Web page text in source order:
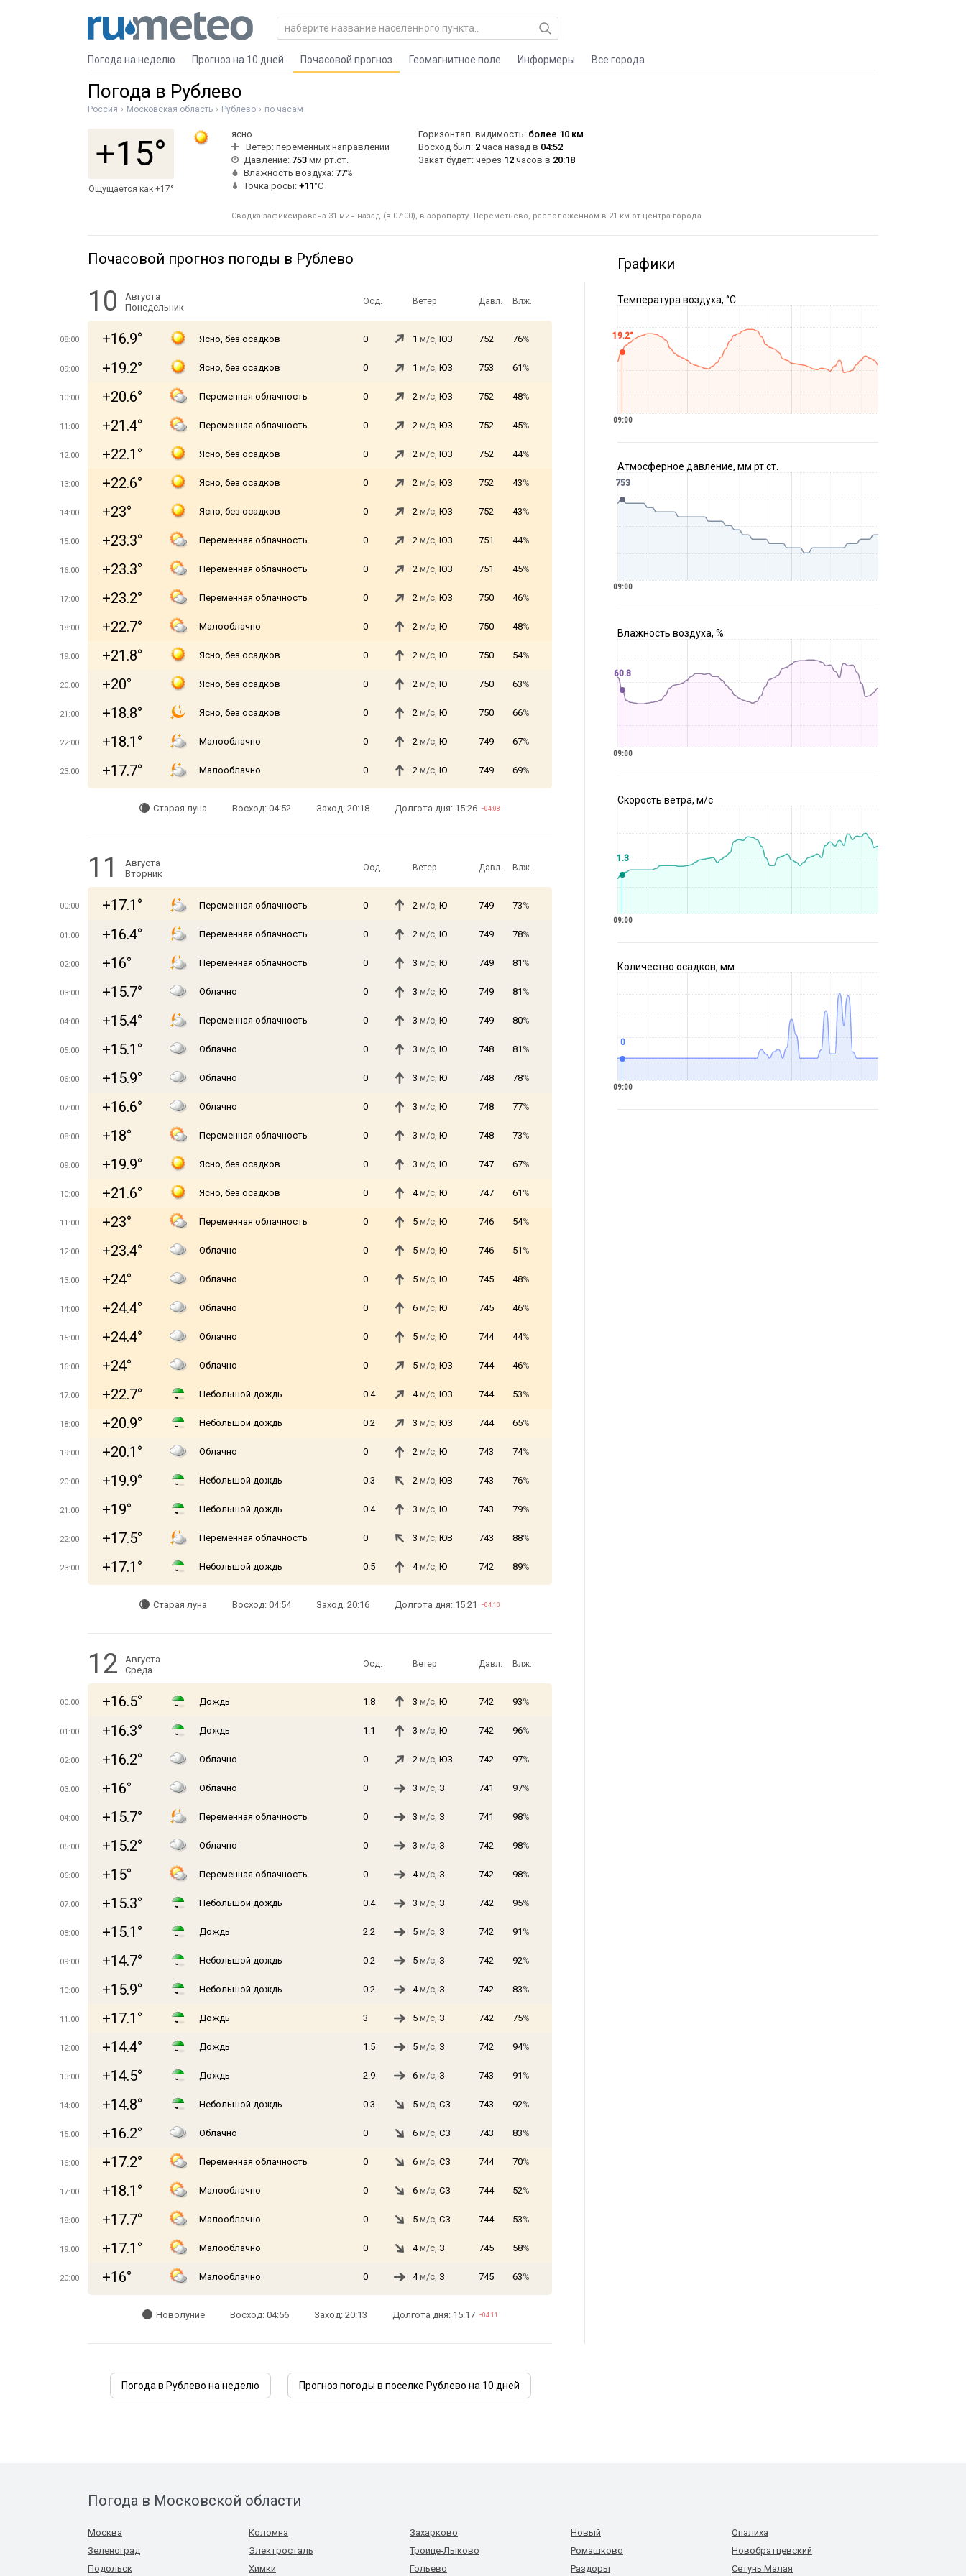
Погода на неделю Прогноз на 10 дней Почасовой прогноз Геомагнитное поле Информеры Все города
Погода в Рублево
Россия Московская область Рублево по часам
+15°
Ощущается как +17°
ясно
Ветер: переменных направлений
Давление: 753 мм рт.ст.
Влажность воздуха: 77%
Точка росы: +11°C
Горизонтал. видимость: более 10 км
Восход был: 2 часа назад в 04:52
Закат будет: через 12 часов в 20:18
Сводка зафиксирована 31 мин назад (в 07:00), в аэропорту Шереметьево, расположенном в 21 км от центра города
Почасовой прогноз погоды в Рублево
10
Августа
Понедельник
Осд. Ветер Давл. Влж.
08:00 +16.9° Ясно, без осадков 0 1 м/с, ЮЗ 752 76%
09:00 +19.2° Ясно, без осадков 0 1 м/с, ЮЗ 753 61 %
10:00 +20.6° Переменная облачность 0 2 м/с, ЮЗ 752 48%
11:00 +21.4° Переменная облачность 0 2 м/с, ЮЗ 752 45%
12:00 +22.1° Ясно, без осадков 0 2 м/с, ЮЗ 752 44%
13:00 +22.6° Ясно, без осадков 0 2 м/с, ЮЗ 752 43%
14:00 +23° Ясно, без осадков 0 2 м/с, ЮЗ 752 43%
15:00 +23.3° Переменная облачность 0 2 м/с, ЮЗ 751 44%
16:00 +23.3° Переменная облачность 0 2 м/с, ЮЗ 751 45%
17:00 +23.2° Переменная облачность 0 2 м/с, ЮЗ 750 46%
18:00 +22.7° Малооблачно 0 2 м/с, Ю 750 48%
19:00 +21.8° Ясно, без осадков 0 2 м/с, Ю 750 54%
20:00 +20° Ясно, без осадков 0 2 м/с, Ю 750 63%
21:00 +18.8° Ясно, без осадков 0 2 м/с, Ю 750 66%
22:00 +18.1° Малооблачно 0 2 м/с, Ю 749 67%
23:00 +17.7° Малооблачно 0 2 м/с, Ю 749 69%
Старая луна Восход: 04:52 Заход: 20:18 Долгота дня: 15:26 −04:08
11
Августа
Вторник
Осд. Ветер Давл. Влж.
00:00 +17.1° Переменная облачность 0 2 м/с, Ю 749 73%
01:00 +16.4° Переменная облачность 0 2 м/с, Ю 749 78%
02:00 +16° Переменная облачность 0 3 м/с, Ю 749 81 %
03:00 +15.7° Облачно 0 3 м/с, Ю 749 81 %
04:00 +15.4° Переменная облачность 0 3 м/с, Ю 749 80%
05:00 +15.1° Облачно 0 3 м/с, Ю 748 81 %
06:00 +15.9° Облачно 0 3 м/с, Ю 748 78%
07:00 +16.6° Облачно 0 3 м/с, Ю 748 77%
08:00 +18° Переменная облачность 0 3 м/с, Ю 748 73%
09:00 +19.9° Ясно, без осадков 0 3 м/с, Ю 747 67%
10:00 +21.6° Ясно, без осадков 0 4м/с, Ю 747 61 %
11:00 +23° Переменная облачность 0 5 м/с, Ю 746 54%
12:00 +23.4° Облачно 0 5 м/с, Ю 746 51 %
13:00 +24° Облачно 0 5 м/с, Ю 745 48%
14:00 +24.4° Облачно 0 6 м/с, Ю 745 46%
15:00 +24.4° Облачно 0 5 м/с, Ю 744 44%
16:00 +24° Облачно 0 5 м/с, ЮЗ 744 46%
17:00 +22.7° Небольшой дождь 0.4 4м/с, ЮЗ 744 53%
18:00 +20.9° Небольшой дождь 0.2 3 м/с, ЮЗ 744 65%
19:00 +20.1° Облачно 0 2 м/с, Ю 743 74%
20:00 +19.9° Небольшой дождь 0.3 2 м/с, ЮВ 743 76%
21:00 +19° Небольшой дождь 0.4 3 м/с, Ю 743 79%
22:00 +17.5° Переменная облачность 0 3 м/с, ЮВ 743 88%
23:00 +17.1° Небольшой дождь 0.5 4м/с, Ю 742 89%
Старая луна Восход: 04:54 Заход: 20:16 Долгота дня: 15:21 −04:10
12
Августа
Среда
Осд. Ветер Давл. Влж.
00:00 +16.5° Дождь 1.8 3 м/с, Ю 742 93%
01:00 +16.3° Дождь 1.1 3 м/с, Ю 742 96%
02:00 +16.2° Облачно 0 2 м/с, ЮЗ 742 97%
03:00 +16° Облачно 0 3 м/с, З 741 97%
04:00 +15.7° Переменная облачность 0 3 м/с, З 741 98%
05:00 +15.2° Облачно 0 3 м/с, З 742 98%
06:00 +15° Переменная облачность 0 4м/с, З 742 98%
07:00 +15.3° Небольшой дождь 0.4 3 м/с, З 742 95%
08:00 +15.1° Дождь 2.2 5 м/с, З 742 91 %
09:00 +14.7° Небольшой дождь 0.2 5 м/с, З 742 92%
10:00 +15.9° Небольшой дождь 0.2 4м/с, З 742 83%
11:00 +17.1° Дождь 3 5 м/с, З 742 75%
12:00 +14.4° Дождь 1.5 5 м/с, З 742 94%
13:00 +14.5° Дождь 2.9 6 м/с, З 743 91 %
14:00 +14.8° Небольшой дождь 0.3 5 м/с, СЗ 743 92%
15:00 +16.2° Облачно 0 6 м/с, СЗ 743 83%
16:00 +17.2° Переменная облачность 0 6 м/с, СЗ 744 70%
17:00 +18.1° Малооблачно 0 6 м/с, СЗ 744 52%
18:00 +17.7° Малооблачно 0 5 м/с, СЗ 744 53%
19:00 +17.1° Малооблачно 0 4м/с, З 745 58%
20:00 +16° Малооблачно 0 4м/с, З 745 63%
Новолуние Восход: 04:56 Заход: 20:13 Долгота дня: 15:17 −04:11
Погода в Рублево на неделю Прогноз погоды в поселке Рублево на 10 дней
Графики
Температура воздуха, °C
19.2°
09:00
Атмосферное давление, мм рт.ст.
753
09:00
Влажность воздуха, %
60.8
09:00
Скорость ветра, м/с
1.3
09:00
Количество осадков, мм
0
09:00
Погода в Московской области
Москва
Зеленоград
Подольск
Коломна
Электросталь
Химки
Захарково
Троице-Лыково
Гольево
Новый
Ромашково
Раздоры
Опалиха
Новобратцевский
Сетунь Малая